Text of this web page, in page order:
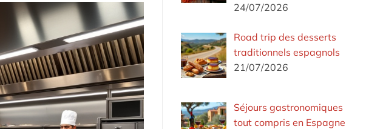
24/07/2026
Road trip des desserts
traditionnels espagnols
21/07/2026
Séjours gastronomiques
tout compris en Espagne